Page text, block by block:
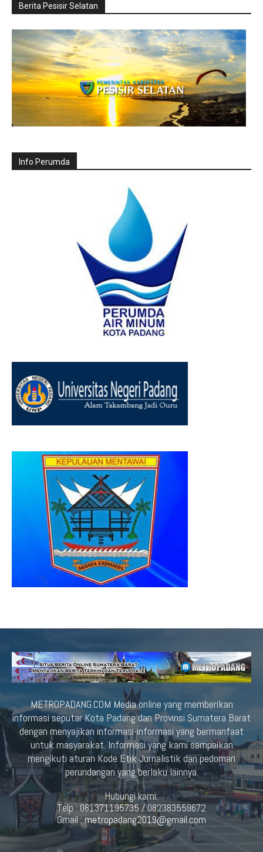
Berita Pesisir Selatan
Info Perumda
METROPADANG.COM Media online yang memberikan
informasi seputar Kota Padang dan Provinsi Sumatera Barat
dengan menyajikan informasi-informasi yang bermanfaat
untuk masyarakat. Informasi yang kami sampaikan
mengikuti aturan Kode Etik Jurnalistik dan pedoman
perundangan yang berlaku lainnya.
Hubungi kami:
Telp : 081371195735 / 082383559672
Gmail :metropadang2019@gmail.com